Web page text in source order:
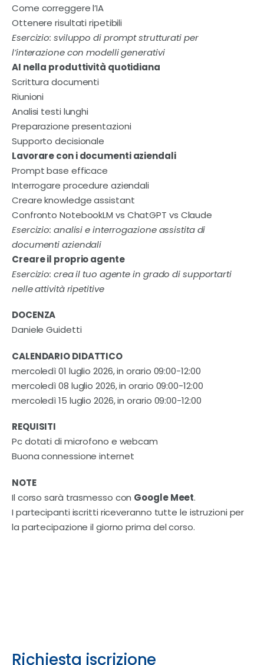
Come correggere l’IA
Ottenere risultati ripetibili
Esercizio: sviluppo di prompt strutturati per
l’interazione con modelli generativi
AI nella produttività quotidiana
Scrittura documenti
Riunioni
Analisi testi lunghi
Preparazione presentazioni
Supporto decisionale
Lavorare con i documenti aziendali
Prompt base efficace
Interrogare procedure aziendali
Creare knowledge assistant
Confronto NotebookLM vs ChatGPT vs Claude
Esercizio: analisi e interrogazione assistita di
documenti aziendali
Creare il proprio agente
Esercizio: crea il tuo agente in grado di supportarti
nelle attività ripetitive
DOCENZA
Daniele Guidetti
CALENDARIO DIDATTICO
mercoledì 01 luglio 2026, in orario 09:00-12:00
mercoledì 08 luglio 2026, in orario 09:00-12:00
mercoledì 15 luglio 2026, in orario 09:00-12:00
REQUISITI
Pc dotati di microfono e webcam
Buona connessione internet
NOTE
Il corso sarà trasmesso con Google Meet.
I partecipanti iscritti riceveranno tutte le istruzioni per
la partecipazione il giorno prima del corso.
Richiesta iscrizione